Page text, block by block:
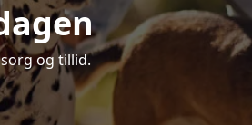
og tillid.